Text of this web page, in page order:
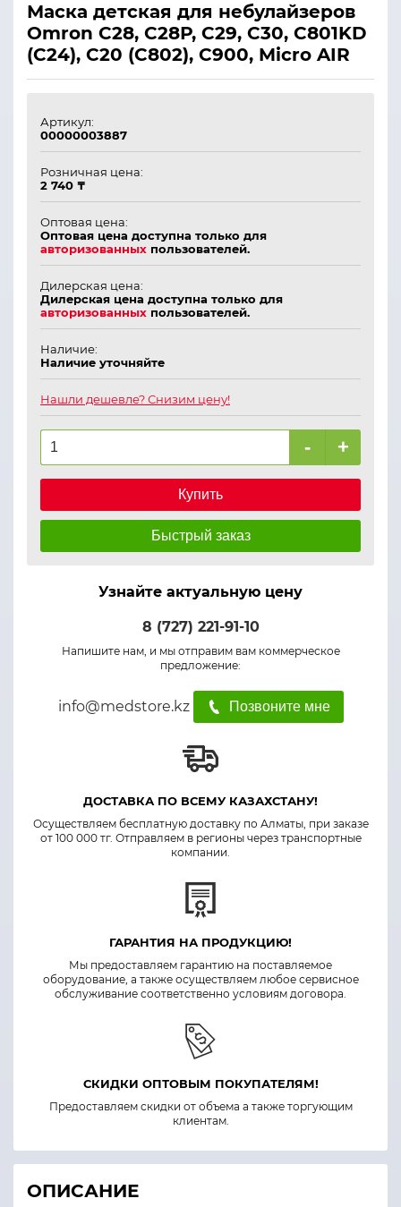
Маска детская для небулайзеров
Omron С28, С28Р, С29, С30, С801KD
(С24), С20 (С802), С900, Micro AIR
Артикул:
00000003887
Розничная цена:
2 740 ₸
Оптовая цена:
Оптовая цена доступна только для
авторизованных пользователей.
Дилерская цена:
Дилерская цена доступна только для
авторизованных пользователей.
Наличие:
Наличие уточняйте
Нашли дешевле? Снизим цену!
- +
Купить
Быстрый заказ
Узнайте актуальную цену
8 (727) 221-91-10
Напишите нам, и мы отправим вам коммерческое
предложение:
info@medstore.kz Позвоните мне
ДОСТАВКА ПО ВСЕМУ КАЗАХСТАНУ!
Осуществляем бесплатную доставку по Алматы, при заказе
от 100 000 тг. Отправляем в регионы через транспортные
компании.
ГАРАНТИЯ НА ПРОДУКЦИЮ!
Мы предоставляем гарантию на поставляемое
оборудование, а также осуществляем любое сервисное
обслуживание соответственно условиям договора.
СКИДКИ ОПТОВЫМ ПОКУПАТЕЛЯМ!
Предоставляем скидки от объема а также торгующим
клиентам.
ОПИСАНИЕ